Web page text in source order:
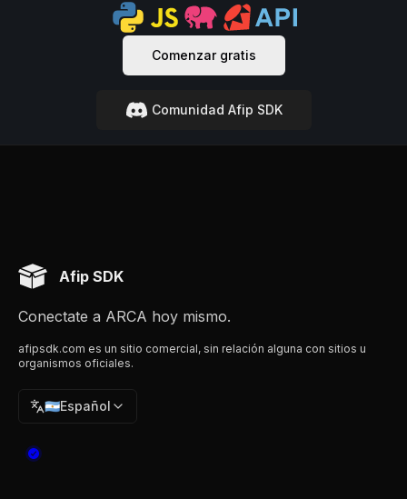
Comenzar gratis
Comunidad Afip SDK
Afip SDK
Conectate a ARCA hoy mismo.
afipsdk.com es un sitio comercial, sin relación alguna con sitios u
organismos oficiales.
🇦🇷Español